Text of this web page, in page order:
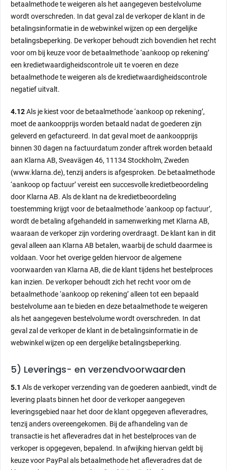
betaalmethode te weigeren als het aangegeven bestelvolume
wordt overschreden. In dat geval zal de verkoper de klant in de
betalingsinformatie in de webwinkel wijzen op een dergelijke
betalingsbeperking. De verkoper behoudt zich bovendien het recht
voor om bij keuze voor de betaalmethode ‘aankoop op rekening’
een kredietwaardigheidscontrole uit te voeren en deze
betaalmethode te weigeren als de kredietwaardigheidscontrole
negatief uitvalt.
4.12Als je kiest voor de betaalmethode ‘aankoop op rekening’,
moet de aankoopprijs worden betaald nadat de goederen zijn
geleverd en gefactureerd. In dat geval moet de aankoopprijs
binnen 30 dagen na factuurdatum zonder aftrek worden betaald
aan Klarna AB, Sveavägen 46, 11134 Stockholm, Zweden
(www.klarna.de), tenzij anders is afgesproken. De betaalmethode
‘aankoop op factuur’ vereist een succesvolle kredietbeoordeling
door Klarna AB. Als de klant na de kredietbeoordeling
toestemming krijgt voor de betaalmethode ‘aankoop op factuur’,
wordt de betaling afgehandeld in samenwerking met Klarna AB,
waaraan de verkoper zijn vordering overdraagt. De klant kan in dit
geval alleen aan Klarna AB betalen, waarbij de schuld daarmee is
voldaan. Voor het overige gelden hiervoor de algemene
voorwaarden van Klarna AB, die de klant tijdens het bestelproces
kan inzien. De verkoper behoudt zich het recht voor om de
betaalmethode ‘aankoop op rekening’ alleen tot een bepaald
bestelvolume aan te bieden en deze betaalmethode te weigeren
als het aangegeven bestelvolume wordt overschreden. In dat
geval zal de verkoper de klant in de betalingsinformatie in de
webwinkel wijzen op een dergelijke betalingsbeperking.
5) Leverings- en verzendvoorwaarden
5.1 Als de verkoper verzending van de goederen aanbiedt, vindt de
levering plaats binnen het door de verkoper aangegeven
leveringsgebied naar het door de klant opgegeven afleveradres,
tenzij anders overeengekomen. Bij de afhandeling van de
transactie is het afleveradres dat in het bestelproces van de
verkoper is opgegeven, bepalend. In afwijking hiervan geldt bij
keuze voor PayPal als betaalmethode het afleveradres dat de